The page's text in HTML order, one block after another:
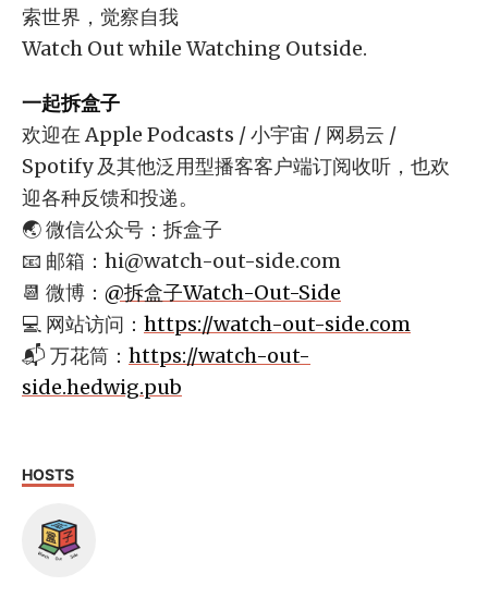
索世界，觉察自我
Watch Out while Watching Outside.
一起拆盒子
欢迎在 Apple Podcasts / 小宇宙 / 网易云 /
Spotify 及其他泛用型播客客户端订阅收听，也欢
迎各种反馈和投递。
🌏 微信公众号：拆盒子
📧 邮箱： hi@watch-out-side.com
📆 微博： @拆盒子Watch-Out-Side
💻 网站访问： https://watch-out-side.com
📬 万花筒： https://watch-out-
side.hedwig.pub
HOSTS